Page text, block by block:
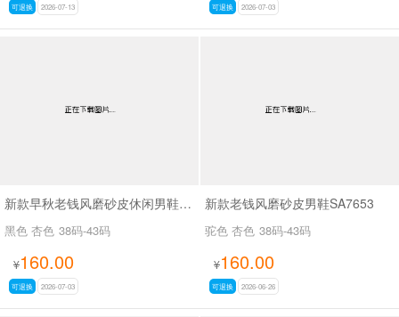
可退换 2026-07-13 可退换 2026-07-03
新款早秋老钱风磨砂皮休闲男鞋SA7655
黑色 杏色 38码-43码
¥160.00
可退换 2026-07-03
新款老钱风磨砂皮男鞋SA7653
驼色 杏色 38码-43码
¥160.00
可退换 2026-06-26